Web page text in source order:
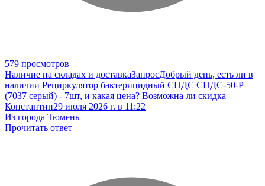
579 просмотров
Наличие на складах и доставкаЗапросДобрый день, есть ли в
наличии Рециркулятор бактерицидный СПДС СПДС-50-Р
(7037 серый) - 7шт, и какая цена? Возможна ли скидка
Константин29 июля 2026 г. в 11:22
Из города Тюмень
Прочитать ответ